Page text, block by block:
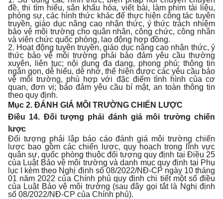
đề, thi tìm hiểu, sân khấu hóa, viết bài, làm phim tài liệu,
phóng sự, các hình thức khác để thực hiện công tác tuyên
truyền, giáo dục nâng cao nhận thức, ý thức trách nhiệm
bảo vệ môi trường cho quân nhân, công chức, công nhân
và viên chức quốc phòng, lao động hợp đồng.
2. Hoạt động tuyên truyền, giáo dục nâng cao nhận thức, ý
thức bảo vệ môi trường phải bảo đảm yêu cầu thường
xuyên, liên tục; nội dung đa dạng, phong phú; thông tin
ngắn gọn, dễ hiểu, dễ nhớ, thể hiện được các yêu cầu bảo
vệ môi trường, phù hợp với đặc điểm tình hình của cơ
quan, đơn vị; bảo đảm yêu cầu bí mật, an toàn thông tin
theo quy định.
Mục 2. ĐÁNH GIÁ MÔI TRƯỜNG CHIẾN LƯỢC
Điều 14. Đối tượng phải đánh giá môi trường chiến
lược
Đối tượng phải lập báo cáo đánh giá môi trường chiến
lược bao gồm các chiến lược, quy hoạch trong lĩnh vực
quân sự, quốc phòng thuộc đối tượng quy định tại Điều 25
của Luật Bảo vệ môi trường và danh mục quy định tại Phụ
lục I kèm theo Nghị định số 08/2022/NĐ-CP ngày 10 tháng
01 năm 2022 của Chính phủ quy định chi tiết một số điều
của Luật Bảo vệ môi trường (sau đây gọi tắt là Nghị định
số 08/2022/NĐ-CP của Chính phủ).